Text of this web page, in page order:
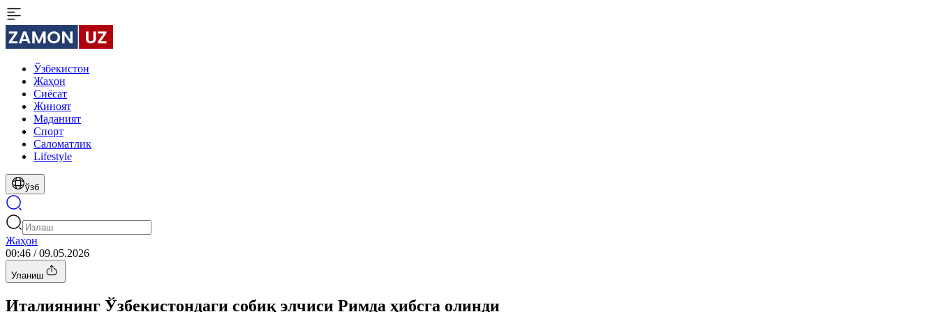
Ўзбекистон
Жаҳон
Сиёсат
Жиноят
Маданият
Спорт
Cаломатлик
Lifestyle
ўзб
Жаҳон
00:46 / 09.05.2026
Уланиш
Италиянинг Ўзбекистондаги собиқ элчиси Римда ҳибсга олинди